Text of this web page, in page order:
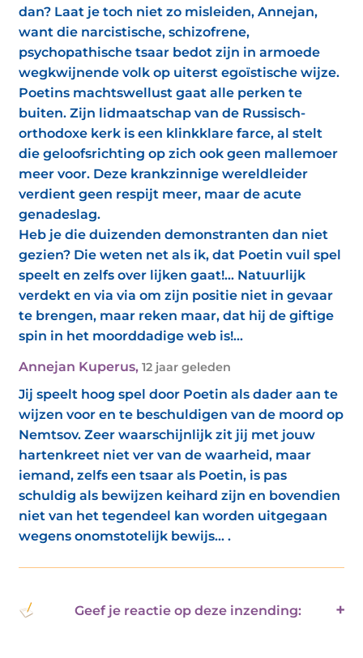
dan? Laat je toch niet zo misleiden, Annejan,
want die narcistische, schizofrene,
psychopathische tsaar bedot zijn in armoede
wegkwijnende volk op uiterst egoïstische wijze.
Poetins machtswellust gaat alle perken te
buiten. Zijn lidmaatschap van de Russisch-
orthodoxe kerk is een klinkklare farce, al stelt
die geloofsrichting op zich ook geen mallemoer
meer voor. Deze krankzinnige wereldleider
verdient geen respijt meer, maar de acute
genadeslag.
Heb je die duizenden demonstranten dan niet
gezien? Die weten net als ik, dat Poetin vuil spel
speelt en zelfs over lijken gaat!... Natuurlijk
verdekt en via via om zijn positie niet in gevaar
te brengen, maar reken maar, dat hij de giftige
spin in het moorddadige web is!...
Annejan Kuperus, 12 jaar geleden
Jij speelt hoog spel door Poetin als dader aan te
wijzen voor en te beschuldigen van de moord op
Nemtsov. Zeer waarschijnlijk zit jij met jouw
hartenkreet niet ver van de waarheid, maar
iemand, zelfs een tsaar als Poetin, is pas
schuldig als bewijzen keihard zijn en bovendien
niet van het tegendeel kan worden uitgegaan
wegens onomstotelijk bewijs... .
Geef je reactie op deze inzending: